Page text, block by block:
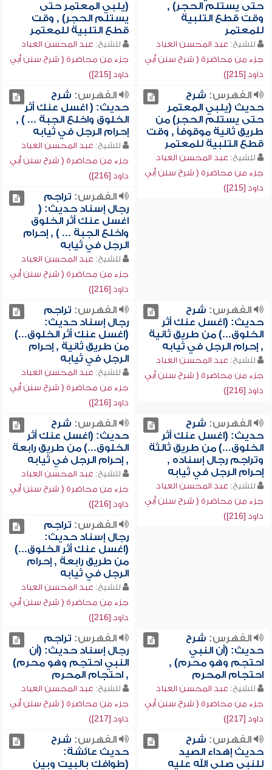
حتى يستلم الحجر) ,
وقت قطع التلبية
للمعتمر
للشيخ: عبد المحسن العباد
جزء من محاضرة ( شرح سنن أبي
داود [215])
(يلبي المعتمر حتى
يستلم الحجر) , وقت
قطع التلبية للمعتمر
للشيخ: عبد المحسن العباد
جزء من محاضرة ( شرح سنن أبي
داود [215])
الفهرس: شرح
حديث (يلبي المعتمر
حتى يستلم الحجر) من
طريق ثانية موقوفاً , وقت
قطع التلبية للمعتمر
للشيخ: عبد المحسن العباد
جزء من محاضرة ( شرح سنن أبي
داود [215])
الفهرس: شرح
حديث: ( اغسل عنك أثر
الخلوق واخلع الجبة ... ) ,
إحرام الرجل في ثيابه
للشيخ: عبد المحسن العباد
جزء من محاضرة ( شرح سنن أبي
داود [216])
الفهرس: تراجم
رجال إسناد حديث: (
اغسل عنك أثر الخلوق
واخلع الجبة ... ) , إحرام
الرجل في ثيابه
للشيخ: عبد المحسن العباد
جزء من محاضرة ( شرح سنن أبي
داود [216])
الفهرس: شرح
حديث: (اغسل عنك أثر
الخلوق...) من طريق ثانية
, إحرام الرجل في ثيابه
للشيخ: عبد المحسن العباد
جزء من محاضرة ( شرح سنن أبي
داود [216])
الفهرس: تراجم
رجال إسناد حديث:
(اغسل عنك أثر الخلوق...)
من طريق ثانية , إحرام
الرجل في ثيابه
للشيخ: عبد المحسن العباد
جزء من محاضرة ( شرح سنن أبي
داود [216])
الفهرس: شرح
حديث: (اغسل عنك أثر
الخلوق...) من طريق ثالثة
وتراجم رجال إسناده ,
إحرام الرجل في ثيابه
للشيخ: عبد المحسن العباد
جزء من محاضرة ( شرح سنن أبي
داود [216])
الفهرس: شرح
حديث: (اغسل عنك أثر
الخلوق...) من طريق رابعة
, إحرام الرجل في ثيابه
للشيخ: عبد المحسن العباد
جزء من محاضرة ( شرح سنن أبي
داود [216])
الفهرس: تراجم
رجال إسناد حديث:
(اغسل عنك أثر الخلوق...)
من طريق رابعة , إحرام
الرجل في ثيابه
للشيخ: عبد المحسن العباد
جزء من محاضرة ( شرح سنن أبي
داود [216])
الفهرس: شرح
حديث: (أن النبي
احتجم وهو محرم) ,
احتجام المحرم
للشيخ: عبد المحسن العباد
جزء من محاضرة ( شرح سنن أبي
داود [217])
الفهرس: تراجم
رجال إسناد حديث: (أن
النبي احتجم وهو محرم)
, احتجام المحرم
للشيخ: عبد المحسن العباد
جزء من محاضرة ( شرح سنن أبي
داود [217])
الفهرس: شرح
حديث إهداء الصيد
للنبي صلى الله عليه
الفهرس: شرح
حديث عائشة:
(طوافك بالبيت وبين